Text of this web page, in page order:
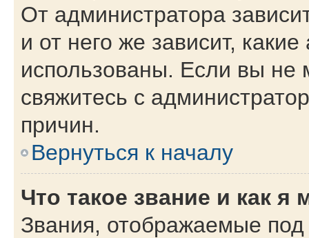
От администратора
и от него же зависит,
использованы. Если вы не
свяжитесь с
причин.
Вернуться к началу
Что такое звание и как я
Звания, отображаемые